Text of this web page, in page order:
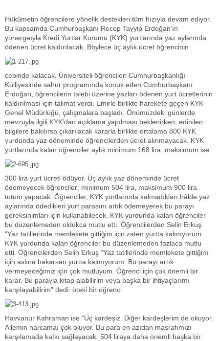
Hükûmetin öğrencilere yönelik destekleri tüm hızıyla devam ediyor.
Bu kapsamda Cumhurbaşkanı Recep Tayyip Erdoğan’ın
yönergeıyla Kredi Yurtlar Kurumu (KYK) yurtlarında yaz aylarında
ödenen ücret kaldırılacak. Böylece üç aylık ücret öğrencinin
cebinde kalacak. Üniversiteli öğrencileri Cumhurbaşkanlığı
Külliyesinde sahur programında konuk eden Cumhurbaşkanı
Erdoğan, öğrencilerin talebi üzerine yazları ödenen yurt ücretlerinin
kaldırılması için talimat verdi. Emirle birlikte harekete geçen KYK
Genel Müdürlüğü, çalışmalara başladı. Önümüzdeki günlerde
mevzuyla ilgili KYK’dan açıklama yapılması beklenirken, edinilen
bilgilere bakılırsa çıkarılacak kararla birlikte ortalama 800 KYK
yurdunda yaz döneminde öğrencilerden ücret alınmayacak. KYK
yurtlarında kalan öğrenciler aylık minimum 168 lira, maksimum ise
300 lira yurt ücreti ödüyor. Üç aylık yaz döneminde ücret
ödemeyecek öğrenciler; minimum 504 lira, maksimum 900 lira
tutum yapacak. Öğrenciler, KYK yurtlarında kalmadıkları hâlde yaz
aylarında ödedikleri yurt parasını artık ödemeyerek bu parayı
gereksinimları için kullanabilecek. KYK yurdunda kalan öğrenciler
bu düzenlemeden oldukca mutlu etti. Öğrencilerden Selin Erkuş
“Yaz tatillerinde memlekete gittiğim için zaten yurtta kalmıyorum.
KYK yurdunda kalan öğrenciler bu düzenlemeden fazlaca mutlu
etti. Öğrencilerden Selin Erkuş “Yaz tatillerinde memlekete gittiğim
için aslına bakarsan yurtta kalmıyorum. Bu parayı artık
vermeyeceğimiz için çok mutluyum. Öğrenci için çok önemli bir
karar. Bu parayla kitap alabilirim veya başka bir ihtiyaçlarımı
karşılayabilirim” dedi. öteki bir öğrenci
Havvanur Kahraman ise “Üç kardeşiz. Diğer kardeşlerim de okuyor.
Ailemin harcamaı çok oluyor. Bu para en azıdan masrafımızı
karşılamada katkı sağlayacak. 504 liraya daha önemli başka bir